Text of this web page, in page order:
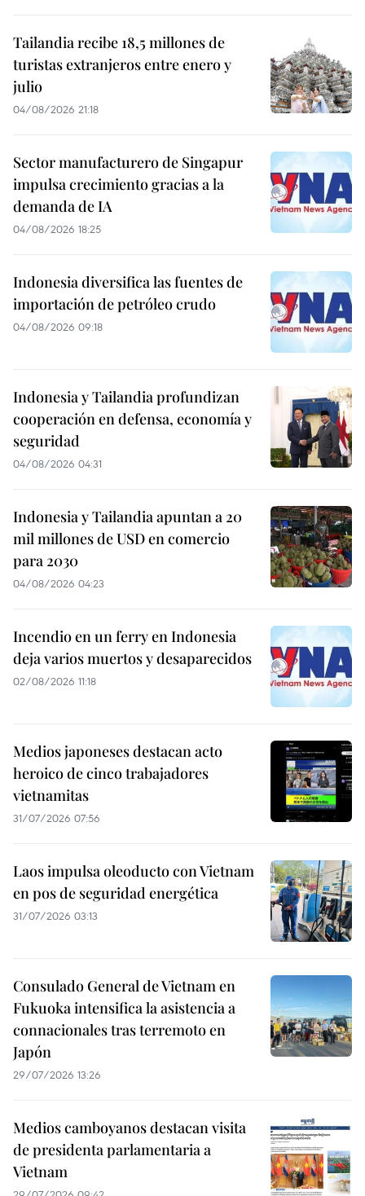
Tailandia recibe 18,5 millones de
turistas extranjeros entre enero y
julio
04/08/2026 21:18
Sector manufacturero de Singapur
impulsa crecimiento gracias a la
demanda de IA
04/08/2026 18:25
Indonesia diversifica las fuentes de
importación de petróleo crudo
04/08/2026 09:18
Indonesia y Tailandia profundizan
cooperación en defensa, economía y
seguridad
04/08/2026 04:31
Indonesia y Tailandia apuntan a 20
mil millones de USD en comercio
para 2030
04/08/2026 04:23
Incendio en un ferry en Indonesia
deja varios muertos y desaparecidos
02/08/2026 11:18
Medios japoneses destacan acto
heroico de cinco trabajadores
vietnamitas
31/07/2026 07:56
Laos impulsa oleoducto con Vietnam
en pos de seguridad energética
31/07/2026 03:13
Consulado General de Vietnam en
Fukuoka intensifica la asistencia a
connacionales tras terremoto en
Japón
29/07/2026 13:26
Medios camboyanos destacan visita
de presidenta parlamentaria a
Vietnam